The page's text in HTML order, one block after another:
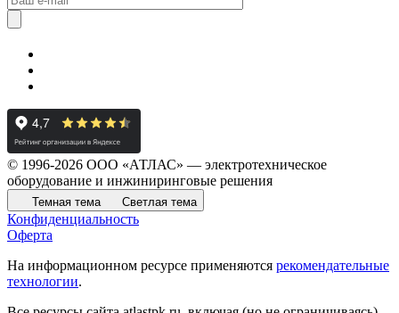
© 1996-2026 ООО «АТЛАС» — электротехническое
оборудование и инжиниринговые решения
Темная тема Светлая тема
Конфиденциальность
Оферта
На информационном ресурсе применяются рекомендательные
технологии.